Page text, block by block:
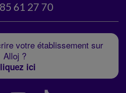
61 27 70
votre établissement sur
Alloj ?
ici